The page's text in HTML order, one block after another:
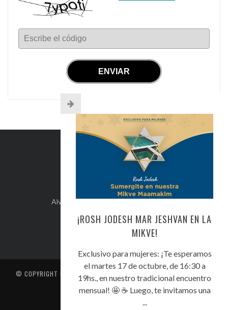
Escribe el código
¡ROSH JODESH MAR JESHVAN EN LA
MIKVE!
Exclusivo para mujeres: ¡Te esperamos
el martes 17 de octubre, de 16:30 a
19hs., en nuestro tradicional encuentro
mensual! 🤩 ☕️ Luego, te invitamos una
...
INFO DE CONTACTO
Alvear 254, Córdoba Capital, Argentina.
kehilacordoba@kehilacordoba.org
© COPYRIGHT CENTRO UNIÓN ISRAELITA DE CÓRDOBA . TODOS LOS
DERECHOS RESERVADOS